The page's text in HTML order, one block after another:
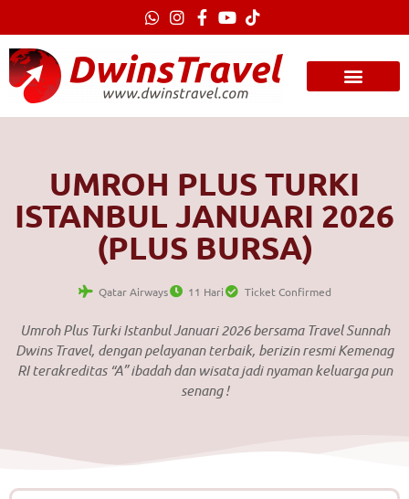
konten
UMROH PLUS TURKI
ISTANBUL JANUARI 2026
(PLUS BURSA)
Qatar Airways 11 Hari Ticket Confirmed
Umroh Plus Turki Istanbul Januari 2026 bersama Travel Sunnah
Dwins Travel, dengan pelayanan terbaik, berizin resmi Kemenag
RI terakreditas “A” ibadah dan wisata jadi nyaman keluarga pun
senang !